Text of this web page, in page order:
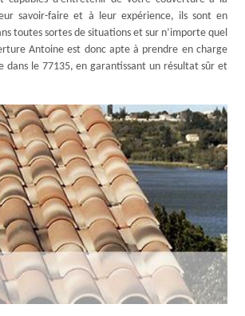
savoir-faire et à leur expérience, ils sont en
toutes sortes de situations et sur n’importe quel
Antoine est donc apte à prendre en charge
dans le 77135, en garantissant un résultat sûr et